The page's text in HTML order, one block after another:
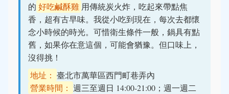
的 好吃鹹酥雞 用傳統炭火炸，吃起來帶點焦
香，超有古早味。我從小吃到現在，每次去都懷
念小時候的時光。可惜衛生條件一般，鍋具有點
舊，如果你在意這個，可能會猶豫。但口味上，
沒得挑！
地址： 臺北市萬華區西門町巷弄內
營業時間： 週三至週日 14:00-21:00；週一週二